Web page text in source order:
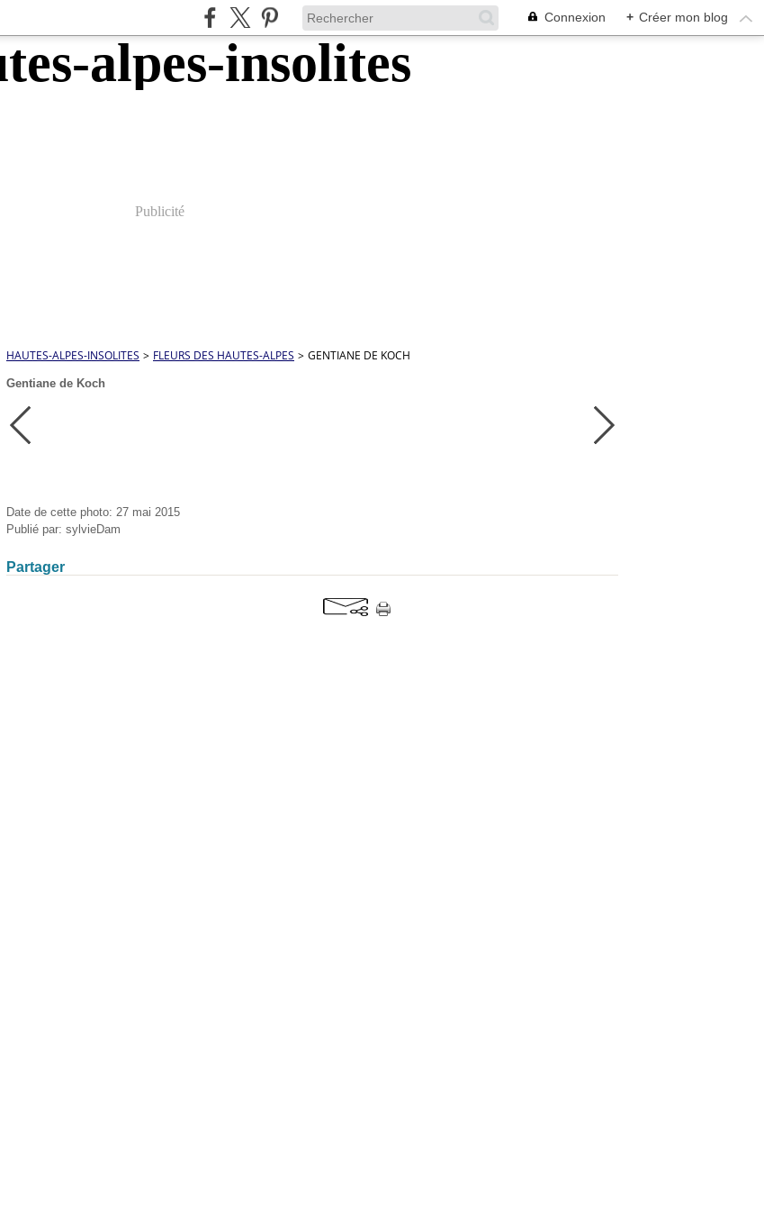
Connexion + Créer mon blog
Publicité
HAUTES-ALPES-INSOLITES > FLEURS DES HAUTES-ALPES > GENTIANE DE KOCH
Gentiane de Koch
Date de cette photo: 27 mai 2015
Publié par: sylvieDam
Partager